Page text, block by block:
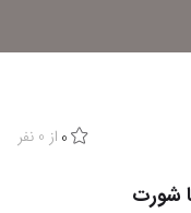
0 از 0 نفر